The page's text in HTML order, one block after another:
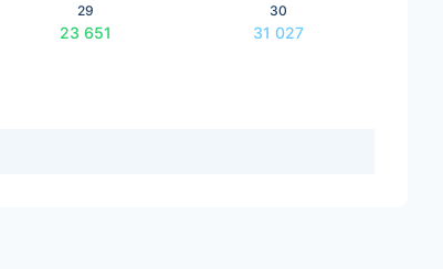
29
23 651
30
31 027